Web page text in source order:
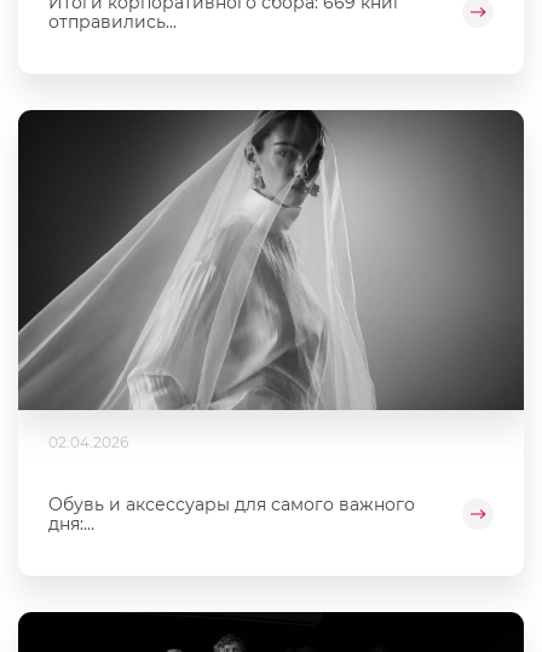
отправились...
02.04.2026
Обувь и аксессуары для самого важного
дня:...